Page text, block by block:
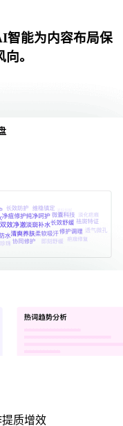
智能为内容布局保
。
提质增效